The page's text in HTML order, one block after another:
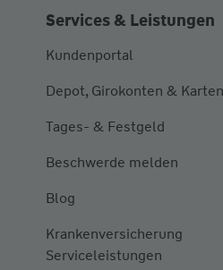
Services & Leistungen
Kundenportal
Depot, Girokonten & Karten
Tages- & Festgeld
Beschwerde melden
Blog
Krankenversicherung
Serviceleistungen